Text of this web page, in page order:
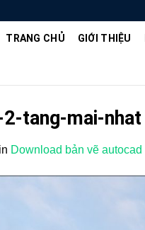
TRANG CHỦ GIỚI THIỆU
tang-mai-nhat
in Download bản vẽ